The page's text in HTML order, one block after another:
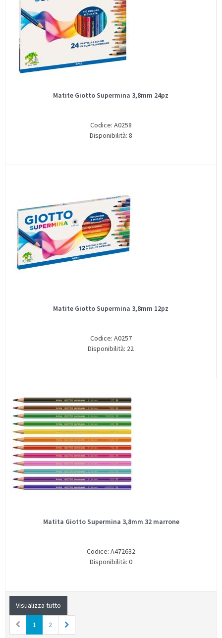
Matite Giotto Supermina 3,8mm 24pz
Codice: A0258
Disponibilità: 8
Matite Giotto Supermina 3,8mm 12pz
Codice: A0257
Disponibilità: 22
Matita Giotto Supermina 3,8mm 32 marrone
Codice: A472632
Disponibilità: 0
Visualizza tutto
1 2